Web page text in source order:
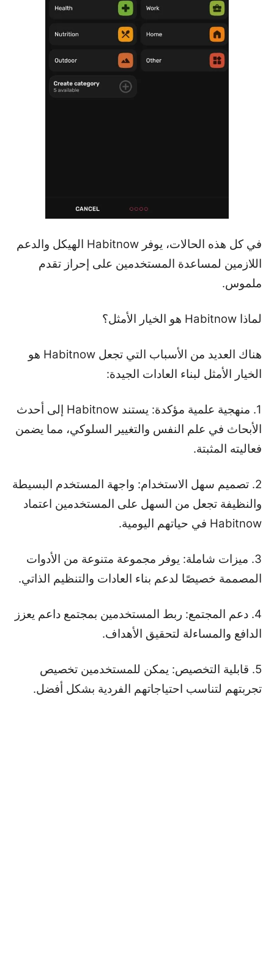
في كل هذه الحالات، يوفر Habitnow الهيكل والدعم
اللازمين لمساعدة المستخدمين على إحراز تقدم
ملموس.
لماذا Habitnow هو الخيار الأمثل؟
هناك العديد من الأسباب التي تجعل Habitnow هو
الخيار الأمثل لبناء العادات الجيدة:
1. منهجية علمية مؤكدة: يستند Habitnow إلى أحدث
الأبحاث في علم النفس والتغيير السلوكي، مما يضمن
فعاليته المثبتة.
2. تصميم سهل الاستخدام: واجهة المستخدم البسيطة
والنظيفة تجعل من السهل على المستخدمين اعتماد
Habitnow في حياتهم اليومية.
3. ميزات شاملة: يوفر مجموعة متنوعة من الأدوات
المصممة خصيصًا لدعم بناء العادات والتنظيم الذاتي.
4. دعم المجتمع: ربط المستخدمين بمجتمع داعم يعزز
الدافع والمساءلة لتحقيق الأهداف.
5. قابلية التخصيص: يمكن للمستخدمين تخصيص
تجربتهم لتناسب احتياجاتهم الفردية بشكل أفضل.